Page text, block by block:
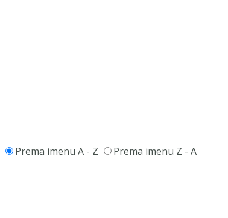
Prema imenu A - Z Prema imenu Z - A